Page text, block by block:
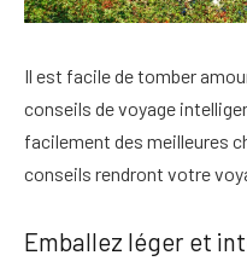
Il est facile de tomber
conseils de voyage
facilement des meilleures
conseils rendront votre
Emballez léger et